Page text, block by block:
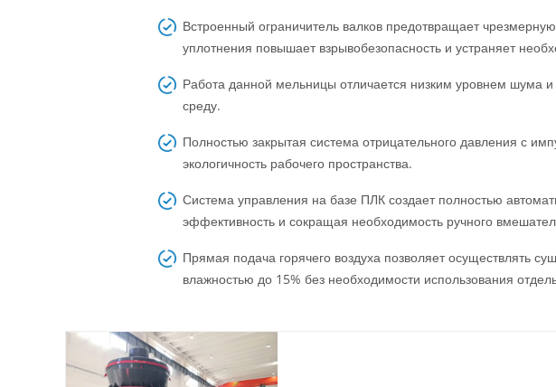
Встроенный ограничитель валков предотвращает
уплотнения повышает взрывобезопасность и устраняет
Работа данной мельницы отличается низким уровнем шума
среду.
Полностью закрытая система отрицательного давления с
экологичность рабочего пространства.
Система управления на базе ПЛК создает полностью
эффективность и сокращая необходимость ручного
Прямая подача горячего воздуха позволяет осуществлять
влажностью до 15% без необходимости использования